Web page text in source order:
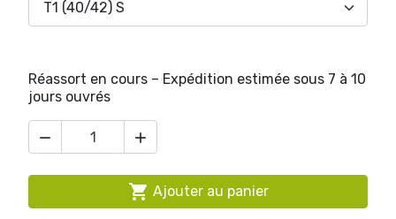
Réassort en cours – Expédition estimée sous 7 à 10
jours ouvrés
 
 Ajouter au panier